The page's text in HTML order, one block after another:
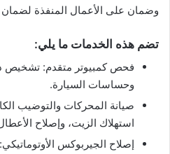
وضمان على الأعمال المنفذة لضمان
تضم هذه الخدمات ما يلي:
فحص كمبيوتر متقدم: تشخيص
وحساسات السيارة.
صيانة المحركات والتوضيب
استهلاك الزيت، وإصلاح
إصلاح الجيربوكس